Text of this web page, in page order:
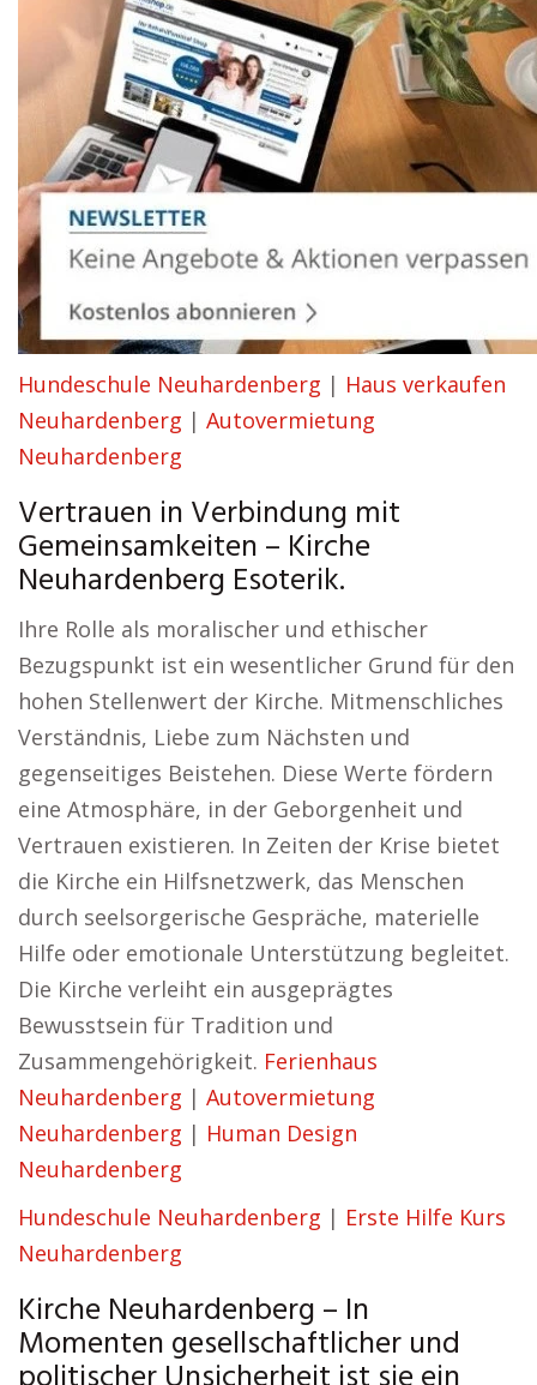
Hundeschule Neuhardenberg | Haus verkaufen
Neuhardenberg | Autovermietung
Neuhardenberg
Vertrauen in Verbindung mit
Gemeinsamkeiten – Kirche
Neuhardenberg Esoterik.
Ihre Rolle als moralischer und ethischer
Bezugspunkt ist ein wesentlicher Grund für den
hohen Stellenwert der Kirche. Mitmenschliches
Verständnis, Liebe zum Nächsten und
gegenseitiges Beistehen. Diese Werte fördern
eine Atmosphäre, in der Geborgenheit und
Vertrauen existieren. In Zeiten der Krise bietet
die Kirche ein Hilfsnetzwerk, das Menschen
durch seelsorgerische Gespräche, materielle
Hilfe oder emotionale Unterstützung begleitet.
Die Kirche verleiht ein ausgeprägtes
Bewusstsein für Tradition und
Zusammengehörigkeit. Ferienhaus
Neuhardenberg | Autovermietung
Neuhardenberg | Human Design
Neuhardenberg
Hundeschule Neuhardenberg | Erste Hilfe Kurs
Neuhardenberg
Kirche Neuhardenberg – In
Momenten gesellschaftlicher und